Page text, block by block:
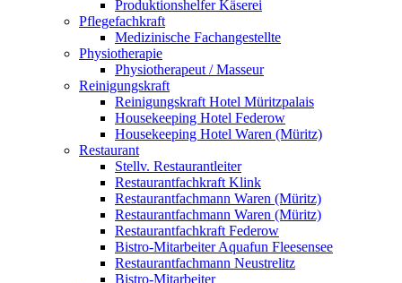
Produktionshelfer Käserei
Pflegefachkraft
Medizinische Fachangestellte
Physiotherapie
Physiotherapeut / Masseur
Reinigungskraft
Reinigungskraft Hotel Müritzpalais
Housekeeping Hotel Federow
Housekeeping Hotel Waren (Müritz)
Restaurant
Stellv. Restaurantleiter
Restaurantfachkraft Klink
Restaurantfachmann Waren (Müritz)
Restaurantfachmann Waren (Müritz)
Restaurantfachkraft Federow
Bistro-Mitarbeiter Aquafun Fleesensee
Restaurantfachmann Neustrelitz
Bistro-Mitarbeiter